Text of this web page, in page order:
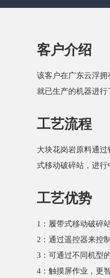
客户介绍
该客户在广东云浮
就已生产的机器进
工艺流程
大块花岗岩原料通
式移动破碎站，进行
工艺优势
1：履带式移动破碎
2：通过遥控器来控
3：可通过不同机型
4：触摸屏作业，更